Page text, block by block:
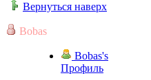
Вернуться наверх
Bobas
Bobas's
Профиль